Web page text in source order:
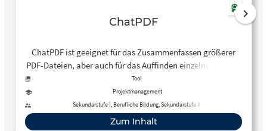
ChatPDF
ChatPDF ist geeignet für das Zusammenfassen größerer
PDF-Dateien, aber auch für das Auffinden einzelner Inhalte
einer PDF-Datei. Als Basis dient das KI-Sprachmodell GPT-
3.5. Falschaussagen sind – wie bei anderen KI-
Sprachmodellen – nicht auszuschließen
Tool
Projektmanagement
Sekundarstufe I, Berufliche Bildung, Sekundarstufe II
Zum Inhalt